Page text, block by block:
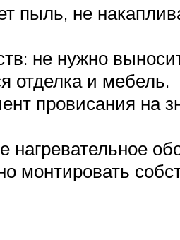
пыль, не
не нужно
отделка и мебель.
провисания на
нагревательное
монтировать